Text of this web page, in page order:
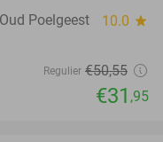
Poelgeest 10.0 star
Regulier €50,55
€31 ,95